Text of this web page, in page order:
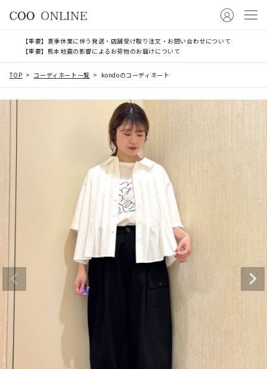
【重要】夏季休業に伴う発送・店舗受け取り注文・お問い合わせについて
【重要】熊本地震の影響によるお荷物のお届けについて
TOP コーディネート一覧 kondoのコーディネート